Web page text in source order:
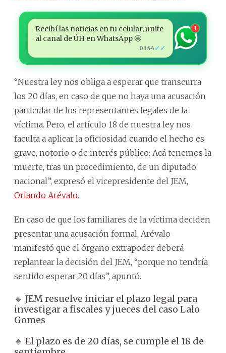
Recibí las noticias en tu celular, unite
al canal de ÚH en WhatsApp 🤩
03:44✓✓
1
“Nuestra ley nos obliga a esperar que transcurra
los 20 días, en caso de que no haya una acusación
particular de los representantes legales de la
víctima. Pero, el artículo 18 de nuestra ley nos
faculta a aplicar la oficiosidad cuando el hecho es
grave, notorio o de interés público: Acá tenemos la
muerte, tras un procedimiento, de un diputado
nacional”, expresó el vicepresidente del JEM,
Orlando Arévalo.
En caso de que los familiares de la víctima deciden
presentar una acusación formal, Arévalo
manifestó que el órgano extrapoder deberá
replantear la decisión del JEM, “porque no tendría
sentido esperar 20 días”, apuntó.
🔸 JEM resuelve iniciar el plazo legal para
investigar a fiscales y jueces del caso Lalo
Gomes
🔸 El plazo es de 20 días, se cumple el 18 de